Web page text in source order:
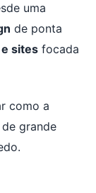
uma
de ponta
sites focada
como a
de grande